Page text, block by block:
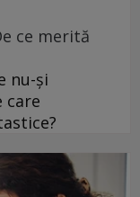
ce merită
nu-și
care